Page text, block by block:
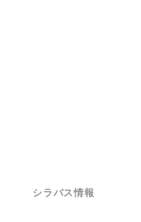
シラバス情報